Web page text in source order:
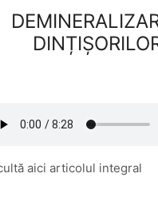
aici articolul integral